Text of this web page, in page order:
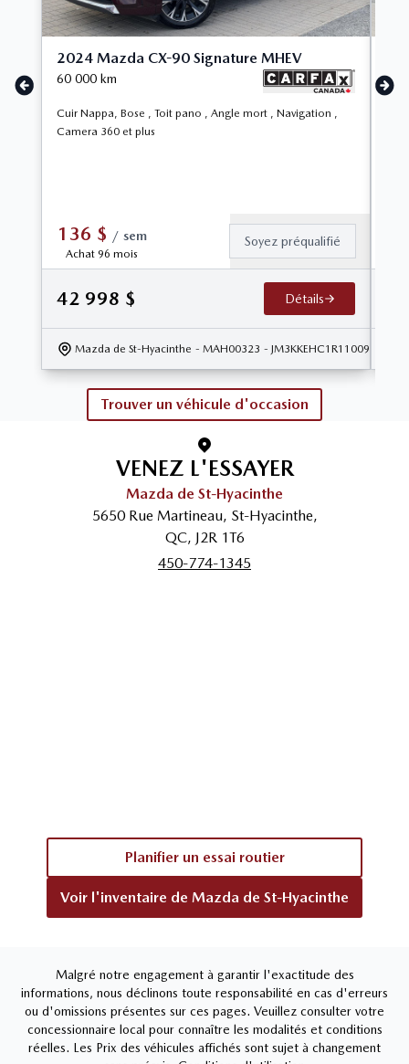
2024 Mazda CX-90 Signature MHEV
60 000 km
Cuir Nappa, Bose , Toit pano , Angle mort , Navigation ,
Camera 360 et plus
136 $ / sem
Achat 96 mois
Soyez préqualifié
42 998 $ Détails
Mazda de St-Hyacinthe - MAH00323 - JM3KKEHC1R1100993
85
Trouver un véhicule d'occasion
VENEZ L'ESSAYER
Mazda de St-Hyacinthe
5650 Rue Martineau, St-Hyacinthe,
QC, J2R 1T6
450-774-1345
Planifier un essai routier
Voir l'inventaire de Mazda de St-Hyacinthe
Malgré notre engagement à garantir l'exactitude des
informations, nous déclinons toute responsabilité en cas d'erreurs
ou d'omissions présentes sur ces pages. Veuillez consulter votre
concessionnaire local pour connaître les modalités et conditions
réelles. Les Prix des véhicules affichés sont sujet à changement